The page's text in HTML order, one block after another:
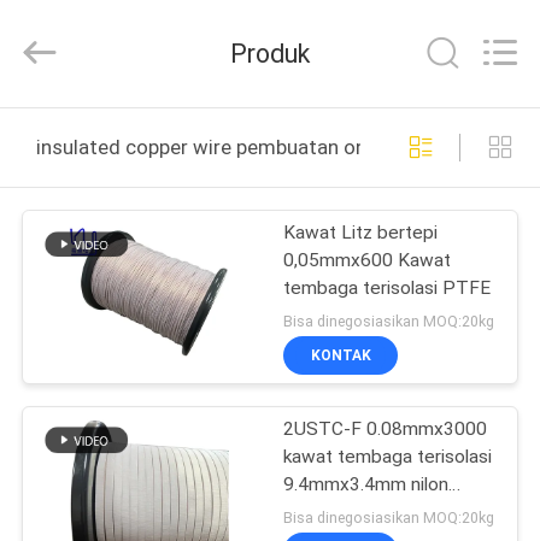
PRODUK
VIDEO
KITA
WISATA
PABRIK
Material
Co,.Ltd.
Reserved.
Produk
insulated copper wire pembuatan online
Kawat Litz bertepi
0,05mmx600 Kawat
tembaga terisolasi PTFE
Bisa dinegosiasikan MOQ:20kg
KONTAK
2USTC-F 0.08mmx3000
kawat tembaga terisolasi
9.4mmx3.4mm nilon
dilayani Litz kawat
Bisa dinegosiasikan MOQ:20kg